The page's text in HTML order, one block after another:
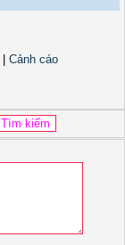
Cảnh cáo